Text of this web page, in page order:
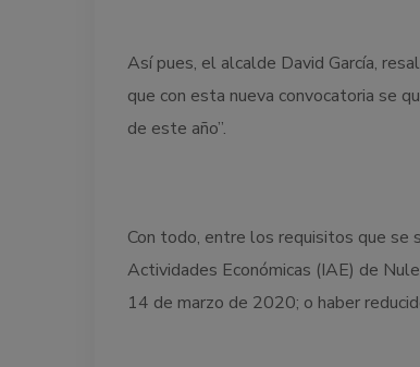
Así pues, el alcalde David García,
que con esta nueva convocatoria se
de este año”.
Con todo, entre los requisitos que se
Actividades Económicas (IAE) de
14 de marzo de 2020; o haber